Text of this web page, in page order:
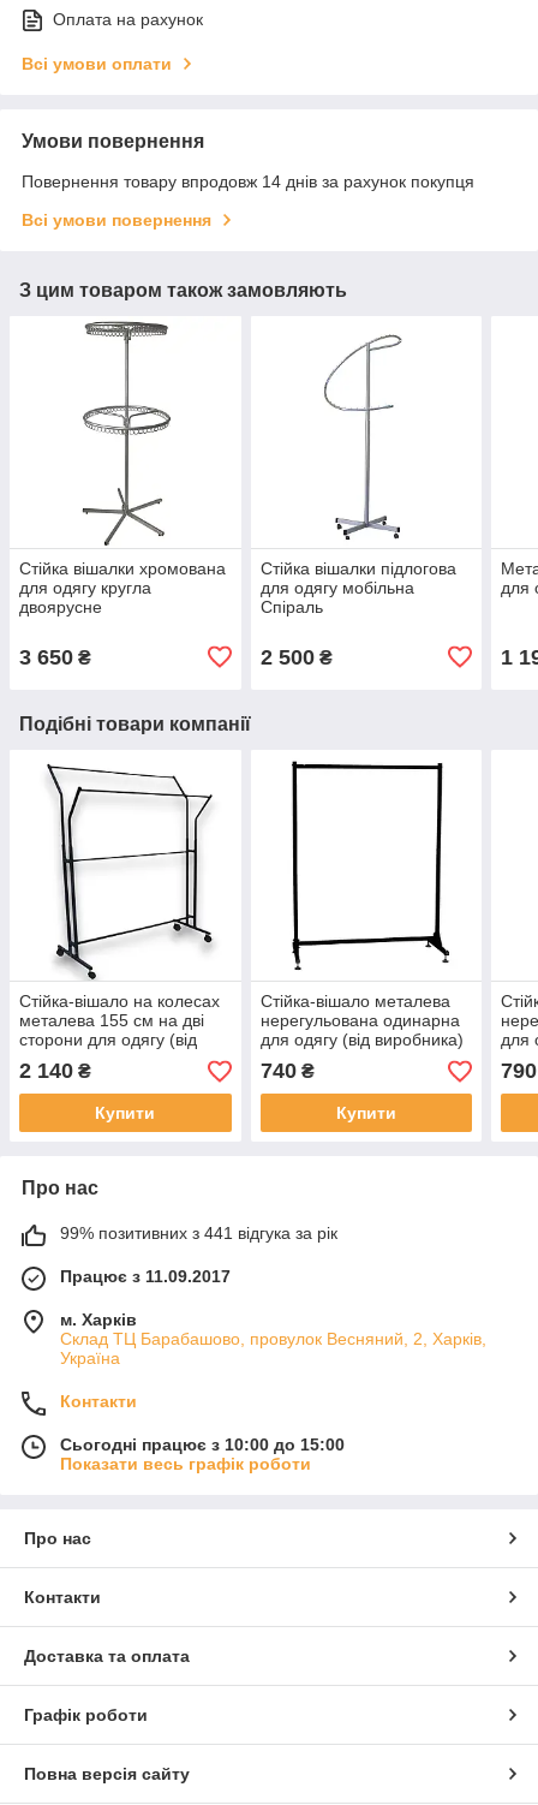
Оплата на рахунок
Всі умови оплати
Умови повернення
Повернення товару впродовж 14 днів за рахунок покупця
Всі умови повернення
З цим товаром також замовляють
Стійка вішалки хромована
для одягу кругла
двоярусне
3 650 ₴
Стійка вішалки підлогова
для одягу мобільна
Спіраль
2 500₴
для
1
Подібні товари компанії
Стійка-вішало на колесах
металева 155 см на дві
сторони для одягу (від
виробника)
2 140 ₴
Купити
Стійка-вішало металева
нерегульована одинарна
для одягу (від виробника)
740₴
Купити
для
790
Про нас
99% позитивних з 441 відгука за рік
Працює з 11.09.2017
м. Харків
Склад ТЦ Барабашово, провулок Весняний, 2, Харків,
Україна
Контакти
Сьогодні працює з 10:00 до 15:00
Показати весь графік роботи
Про нас
Контакти
Доставка та оплата
Графік роботи
Повна версія сайту